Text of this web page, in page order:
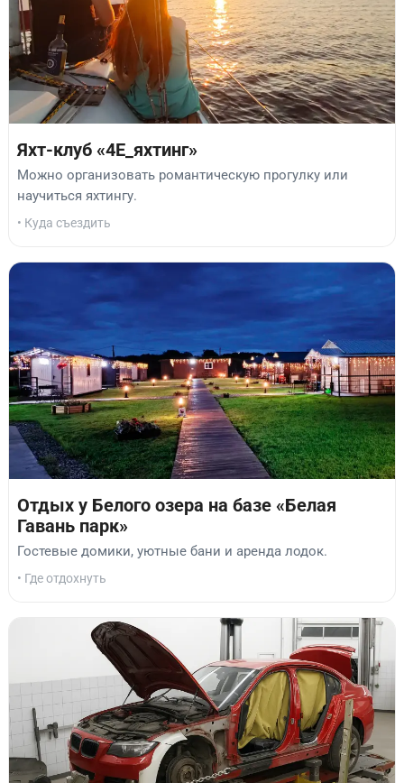
Яхт-клуб «4Е_яхтинг»
Можно организовать романтическую прогулку или
научиться яхтингу.
• Куда съездить
Отдых у Белого озера на базе «Белая
Гавань парк»
Гостевые домики, уютные бани и аренда лодок.
• Где отдохнуть